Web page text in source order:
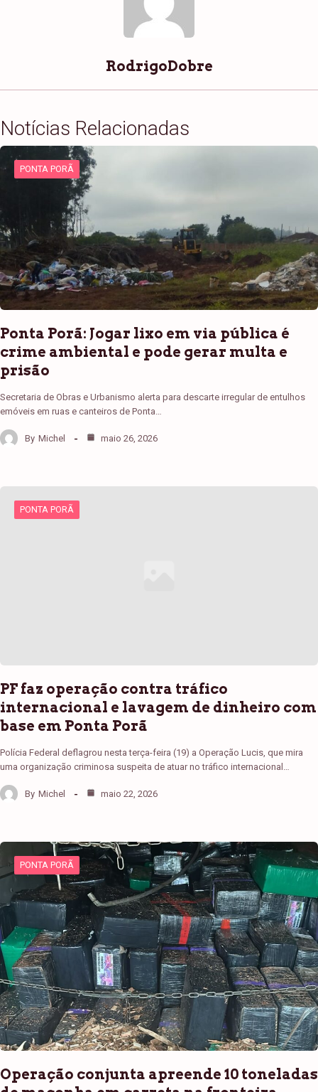
RodrigoDobre
Notícias Relacionadas
PONTA PORÃ
Ponta Porã: Jogar lixo em via pública é
crime ambiental e pode gerar multa e
prisão
Secretaria de Obras e Urbanismo alerta para descarte irregular de entulhos
emóveis em ruas e canteiros de Ponta…
By Michel maio 26, 2026
PONTA PORÃ
PF faz operação contra tráfico
internacional e lavagem de dinheiro com
base em Ponta Porã
Polícia Federal deflagrou nesta terça-feira (19) a Operação Lucis, que mira
uma organização criminosa suspeita de atuar no tráfico internacional…
By Michel maio 22, 2026
PONTA PORÃ
Operação conjunta apreende 10 toneladas